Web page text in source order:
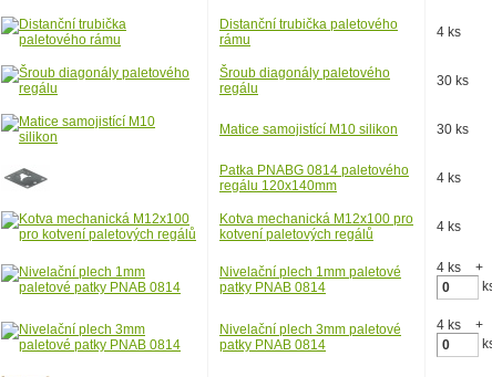
Distanční trubička paletového
rámu
4 ks
Šroub diagonály paletového
regálu
30 ks
Matice samojistící M10 silikon 30 ks
Patka PNABG 0814 paletového
regálu 120x140mm
4 ks
Kotva mechanická M12x100 pro
kotvení paletových regálů
4 ks
Nivelační plech 1mm paletové
patky PNAB 0814
4 ks
+
Nivelační plech 3mm paletové
patky PNAB 0814
4 ks
+